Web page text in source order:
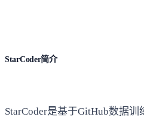
StarCoder简介
StarCoder是基于GitHub数据